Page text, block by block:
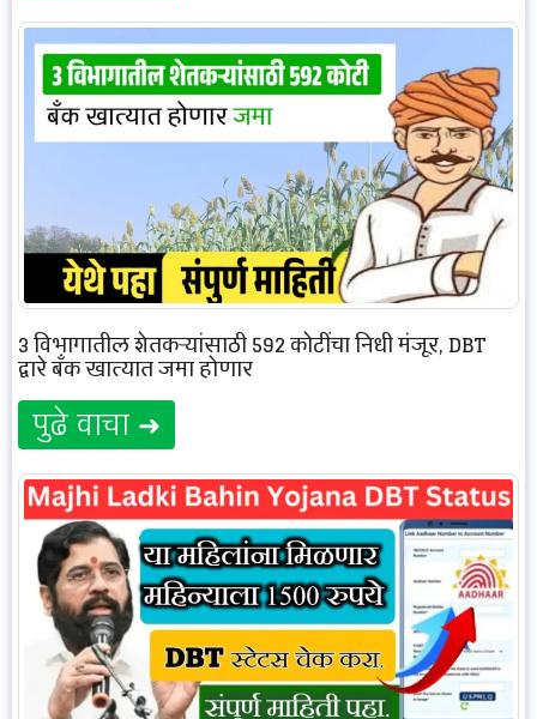
3 विभागातील शेतकऱ्यांसाठी 592 कोटींचा निधी मंजूर, DBT
द्वारे बँक खात्यात जमा होणार
पुढे वाचा ➜